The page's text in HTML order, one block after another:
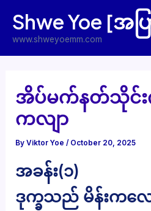
content
Shwe Yoe [အပ
www.shweyoemm.com
အိပ်မက်နတ်သိုင်း
ကလျာ
ByViktor Yoe/ October 20, 2025
အခန်း(၁)
ဒုက္ခသည် မိန်းကလ